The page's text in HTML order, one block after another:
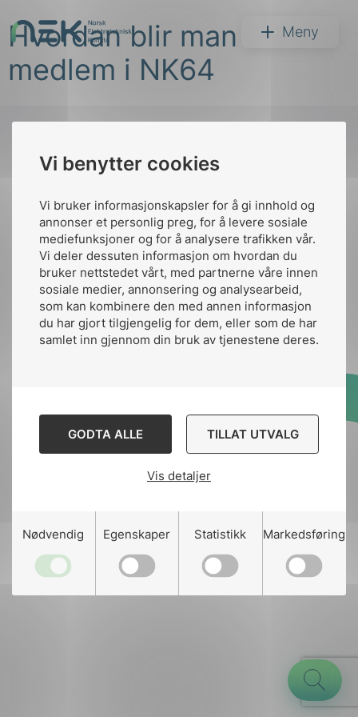
Vi benytter cookies
Vi bruker informasjonskapsler for å gi innhold og
annonser et personlig preg, for å levere sosiale
mediefunksjoner og for å analysere trafikken vår.
Vi deler dessuten informasjon om hvordan du
bruker nettstedet vårt, med partnerne våre innen
sosiale medier, annonsering og analysearbeid,
som kan kombinere den med annen informasjon
du har gjort tilgjengelig for dem, eller som de har
samlet inn gjennom din bruk av tjenestene deres.
GODTA ALLE TILLAT UTVALG
Vis detaljer
Nødvendig Egenskaper Statistikk Markedsføring
til
innhold
NEK Meny
Søk
Hvordan blir man
medlem i NK64
Kontakt oss
Ansatte
nek@nek.no
Kontakt
Bruk av Cookies
Designed and developed
Stem Agency
toppen